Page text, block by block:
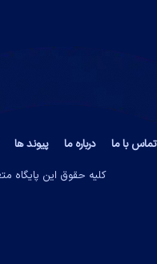
تماس با ما درباره ما پیوند ها
کلیه حقوق این پایگاه